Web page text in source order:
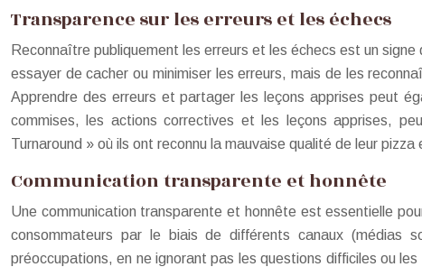
Transparence sur les erreurs et les échecs
Reconnaître publiquement les erreurs et les échecs est un
essayer de cacher ou minimiser les erreurs, mais de les
Apprendre des erreurs et partager les leçons apprises peut
commises, les actions correctives et les leçons apprises,
Turnaround » où ils ont reconnu la mauvaise qualité de leur
Communication transparente et honnête
Une communication transparente et honnête est essentielle
consommateurs par le biais de différents canaux (médias
préoccupations, en ne ignorant pas les questions difficiles ou